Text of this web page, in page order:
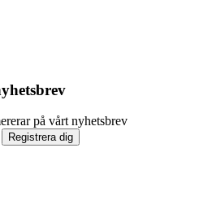
på vårt nyhetsbrev
Registrera dig